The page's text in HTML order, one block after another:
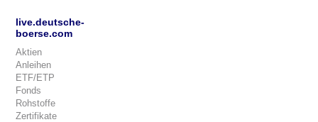
live.deutsche-
boerse.com
Aktien
Anleihen
ETF/ETP
Fonds
Rohstoffe
Zertifikate